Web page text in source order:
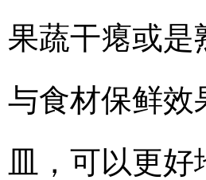
果蔬干瘪或是
与食材保鲜效
皿，可以更